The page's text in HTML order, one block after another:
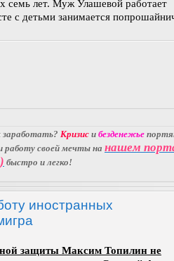
семь лет. Муж Улашевой работает
с детьми занимается
заработать? Кризис и безденежье
работу своей мечты на нашем
быстро и легко!
иностранных
защиты Максим Топилин не